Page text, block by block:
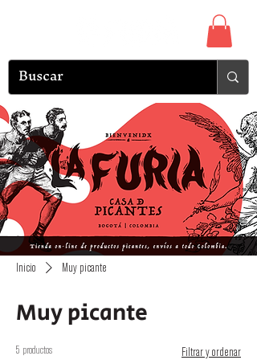
Inicio Muy picante
Muy picante
5 productos Filtrar y ordenar